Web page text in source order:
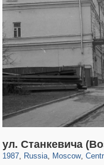
ул. Станкевича
1987, Russia
1,406,144
, Moscow
319,779 8,286
,
159,978